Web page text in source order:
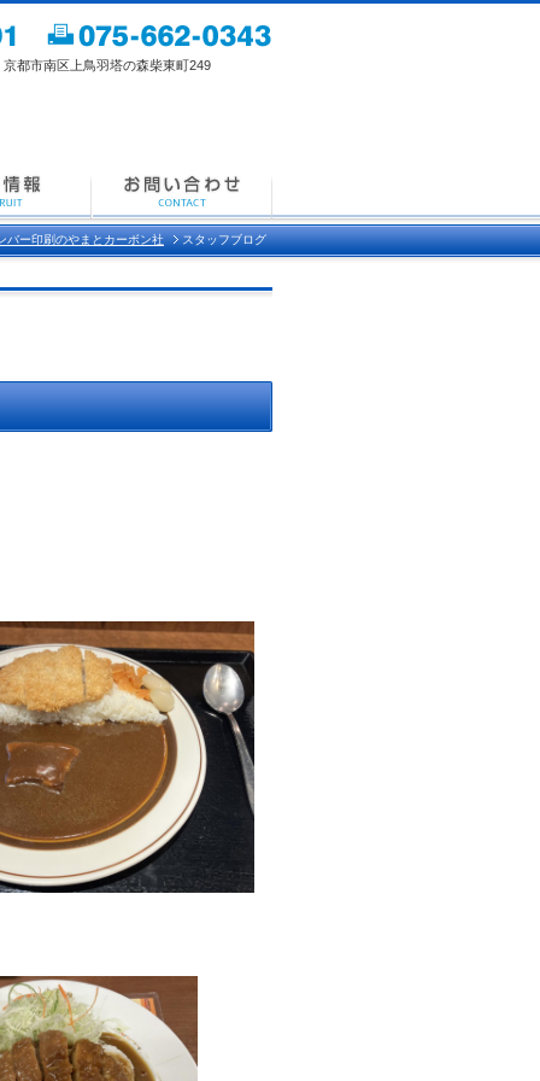
区上鳥羽塔の森柴東町249
バー印刷のやまとカーボン社 スタッフブログ